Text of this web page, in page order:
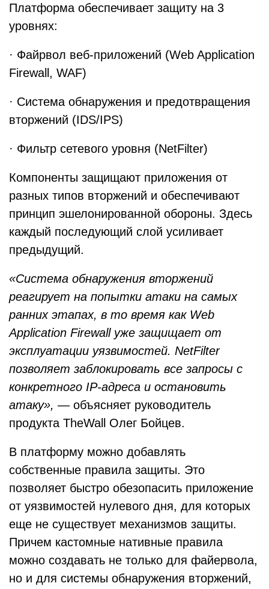
Платформа обеспечивает защиту на 3
уровнях:
· Файрвол веб-приложений (Web Application
Firewall, WAF)
· Система обнаружения и предотвращения
вторжений (IDS/IPS)
· Фильтр сетевого уровня (NetFilter)
Компоненты защищают приложения от
разных типов вторжений и обеспечивают
принцип эшелонированной обороны. Здесь
каждый последующий слой усиливает
предыдущий.
«Система обнаружения вторжений
реагирует на попытки атаки на самых
ранних этапах, в то время как Web
Application Firewall уже защищает от
эксплуатации уязвимостей. NetFilter
позволяет заблокировать все запросы с
конкретного IP-адреса и остановить
атаку», — объясняет руководитель
продукта TheWall Олег Бойцев.
В платформу можно добавлять
собственные правила защиты. Это
позволяет быстро обезопасить приложение
от уязвимостей нулевого дня, для которых
еще не существует механизмов защиты.
Причем кастомные нативные правила
можно создавать не только для файервола,
но и для системы обнаружения вторжений,